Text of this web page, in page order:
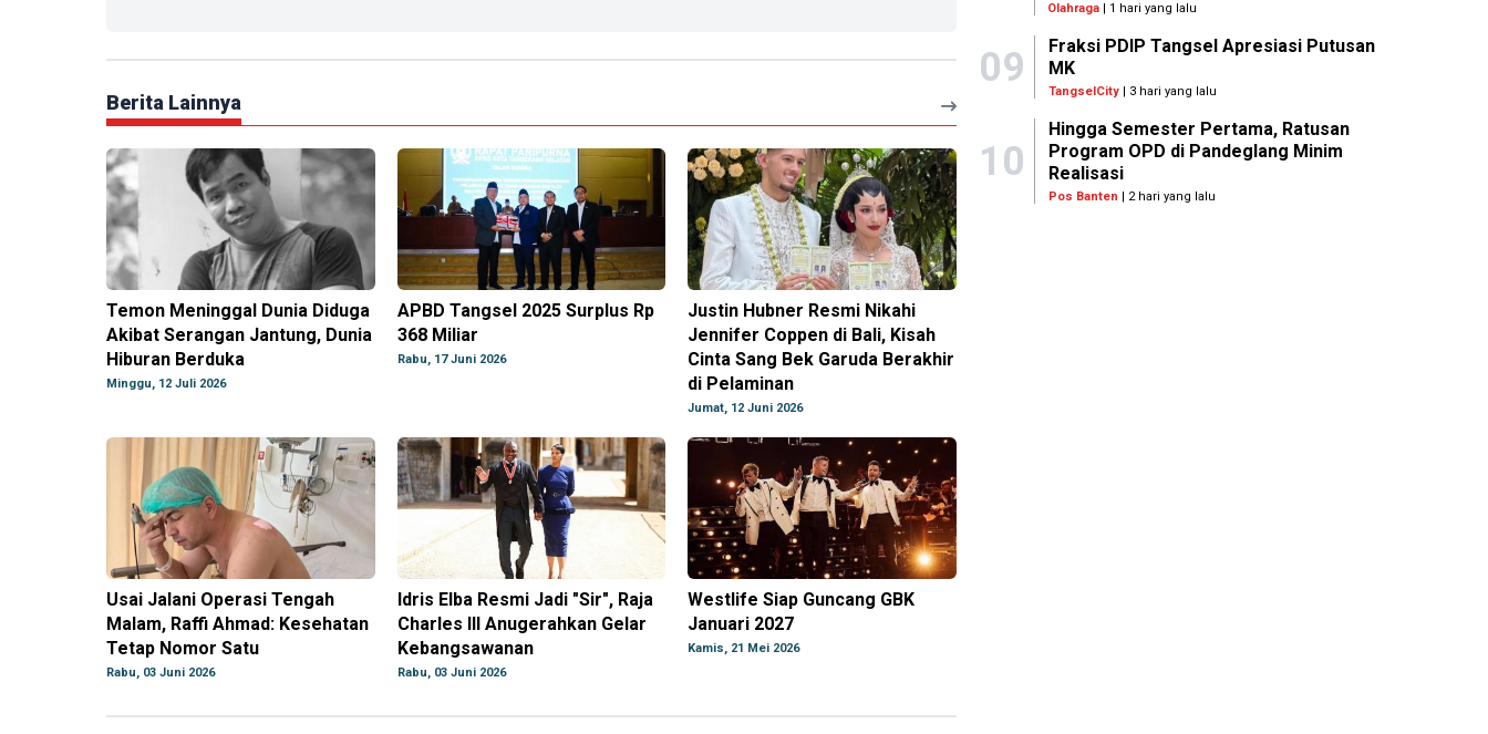
Berita Lainnya
Temon Meninggal Dunia Diduga
Akibat Serangan Jantung, Dunia
Hiburan Berduka
Minggu, 12 Juli 2026
APBD Tangsel 2025 Surplus Rp
368 Miliar
Rabu, 17 Juni 2026
Justin Hubner Resmi Nikahi
Jennifer Coppen di Bali, Kisah
Cinta Sang Bek Garuda Berakhir
di Pelaminan
Jumat, 12 Juni 2026
Usai Jalani Operasi Tengah
Malam, Raffi Ahmad: Kesehatan
Tetap Nomor Satu
Rabu, 03 Juni 2026
Idris Elba Resmi Jadi "Sir", Raja
Charles III Anugerahkan Gelar
Kebangsawanan
Rabu, 03 Juni 2026
Westlife Siap Guncang GBK
Januari 2027
Kamis, 21 Mei 2026
Olahraga | 1 hari yang lalu
09
Fraksi PDIP Tangsel Apresiasi Putusan
MK
TangselCity| 3 hari yang lalu
10
Hingga Semester Pertama, Ratusan
Program OPD di Pandeglang Minim
Realisasi
Pos Banten | 2 hari yang lalu